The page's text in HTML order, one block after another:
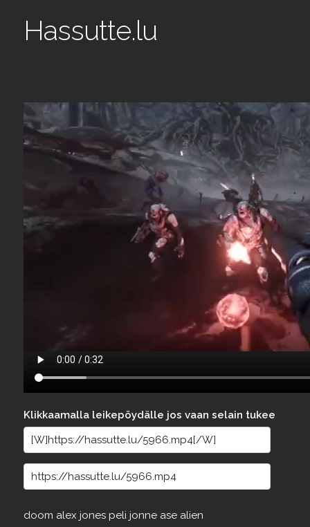
Hassutte.lu
Klikkaamalla leikepöydälle jos vaan selain tukee
doom alex jones peli jonne ase alien